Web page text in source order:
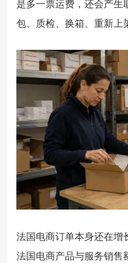
是多一票运费，还会产
包、质检、换箱、重新上
法国电商订单本身还在
法国电商产品与服务销售